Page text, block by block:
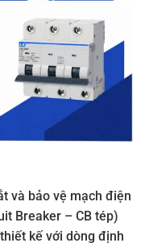
và bảo vệ mạch điện
Breaker – CB tép)
kế với dòng định